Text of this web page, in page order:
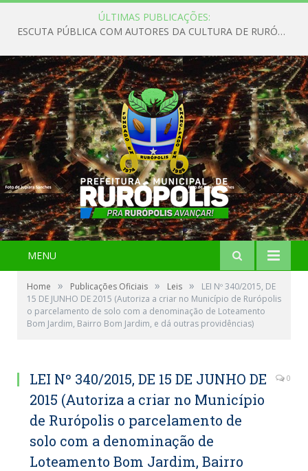
ÚLTIMAS PUBLICAÇÕES:
ESCUTA PÚBLICA COM AUTORES DA CULTURA DE RURÓPOLIS
MENU
Home » Publicações Oficiais » Leis »
LEI Nº 340/2015, DE
15 DE JUNHO DE 2015 (Autoriza a criar no Município de Rurópolis
o parcelamento de solo com a denominação de Loteamento
Bom Jardim, Bairro Bom Jardim, e dá outras providências)
LEI Nº 340/2015, DE 15 DE JUNHO DE
2015 (Autoriza a criar no Município
de Rurópolis o parcelamento de
solo com a denominação de
Loteamento Bom Jardim, Bairro
0